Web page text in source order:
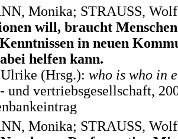
Monika; STRAUSS,
will, braucht
in neuen
helfen kann.
(Hrsg.): who is who in
und vertriebsgesellschaft,
Monika; STRAUSS,